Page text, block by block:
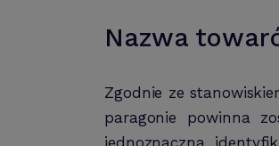
Nazwa
Zgodnie ze
paragonie powinna
jednoznaczna